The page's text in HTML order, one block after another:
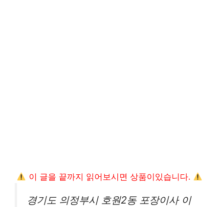
이 글을 끝까지 읽어보시면 상품이있습니다.
경기도 의정부시 호원2동 포장이사 이